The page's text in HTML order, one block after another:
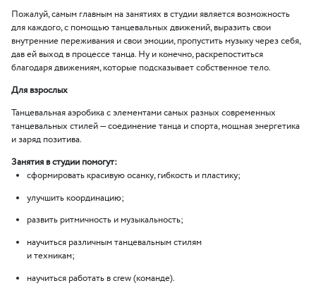
Пожалуй, самым главным на занятиях в студии является возможность
для каждого, с помощью танцевальных движений, выразить свои
внутренние переживания и свои эмоции, пропустить музыку через себя,
дав ей выход в процессе танца. Ну и конечно, раскрепоститься
благодаря движениям, которые подсказывает собственное тело.
Для взрослых
Танцевальная аэробика с элементами самых разных современных
танцевальных стилей — соединение танца и спорта, мощная энергетика
и заряд позитива.
Занятия в студии помогут:
сформировать красивую осанку, гибкость и пластику;
улучшить координацию;
развить ритмичность и музыкальность;
научиться различным танцевальным стилям
и техникам;
научиться работать в crew(команде).